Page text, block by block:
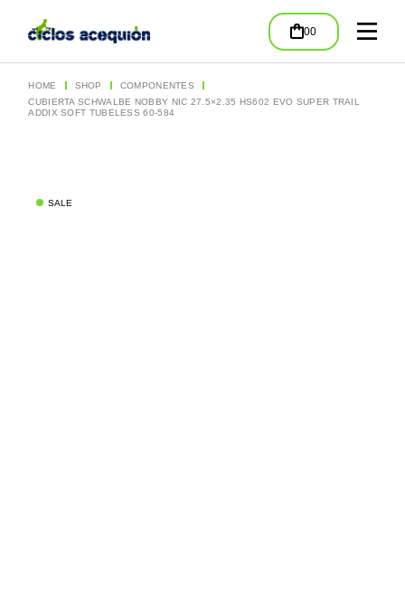
00
HOME SHOP
COMPONENTES
CUBIERTA SCHWALBE NOBBY NIC 27.5×2.35 HS602 EVO SUPER TRAIL
ADDIX SOFT TUBELESS 60-584
SALE